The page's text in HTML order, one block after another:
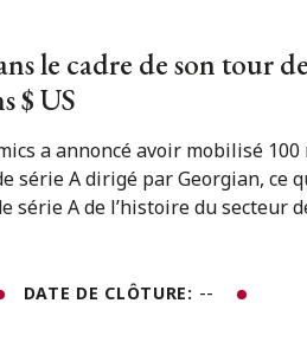
le cadre de son tour
$ US
a annoncé avoir mobilisé
série A dirigé par Georgian, ce
série A de l’histoire du secteur
DATE DE CLÔTURE: --